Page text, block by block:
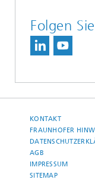
Folgen
KONTAKT
FRAUNHOFER
AGB
IMPRESSUM
SITEMAP